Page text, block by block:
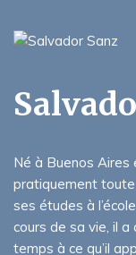
Né à Buenos Aires
pratiquement
ses études à
cours de sa vie, il
temps à ce qu’il